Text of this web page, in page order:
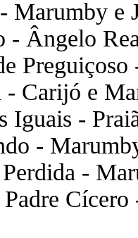
Marumby e
- Ângelo
- Carijó e
Iguais -
-
-
Padre